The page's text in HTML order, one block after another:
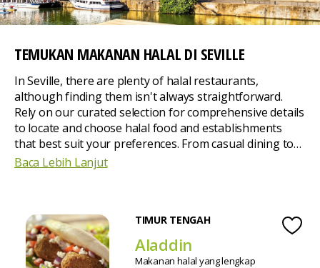
TEMUKAN MAKANAN HALAL DI SEVILLE
In Seville, there are plenty of halal restaurants,
although finding them isn't always straightforward.
Rely on our curated selection for comprehensive details
to locate and choose halal food and establishments
that best suit your preferences. From casual dining to
luxurious options, explore diverse cuisines, including
Baca Lebih Lanjut
TIMUR TENGAH
Aladdin
Makanan halal yang lengkap